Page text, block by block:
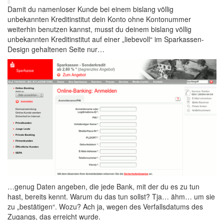
Damit du namenloser Kunde bei einem bislang völlig
unbekannten Kreditinstitut dein Konto ohne Kontonummer
weiterhin benutzen kannst, musst du deinem bislang völlig
unbekannten Kreditinstitut auf einer „liebevoll“ im Sparkassen-
Design gehaltenen Seite nur…
…genug Daten angeben, die jede Bank, mit der du es zu tun
hast, bereits kennt. Warum du das tun sollst? Tja… ähm… um sie
zu „bestätigen“. Wozu? Ach ja, wegen des Verfallsdatums des
Zugangs, das erreicht wurde.